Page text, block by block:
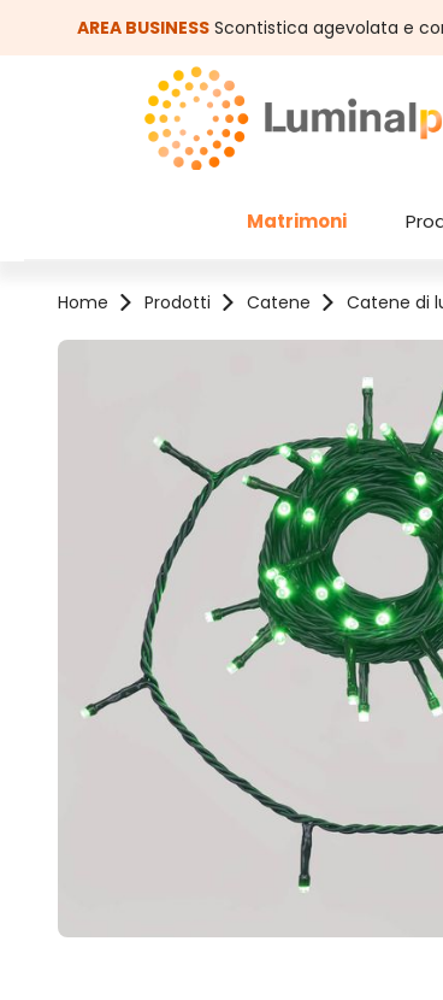
al contenuto principale
Salta alla ricerca
AREA BUSINESS Scontistica agevolata e
Matrimoni
Home Prodotti Catene Catene di
Salta la galleria di immagini